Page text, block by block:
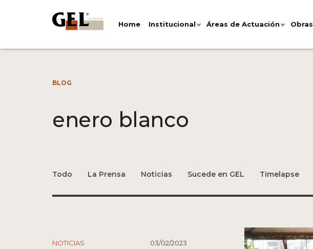
Home Institucional Áreas de Actuación Obras
BLOG
enero blanco
Todo La Prensa Noticias Sucede en GEL Timelapse
NOTICIAS 03/02/2023